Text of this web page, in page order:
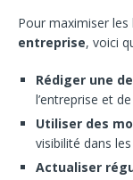
Pour maximiser les
entreprise, voici
Rédiger une
l’entreprise et
Utiliser des
visibilité dans
Actualiser